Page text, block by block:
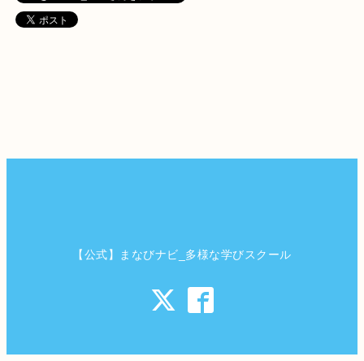
【公式】まなびナビ_多様な学びスクール